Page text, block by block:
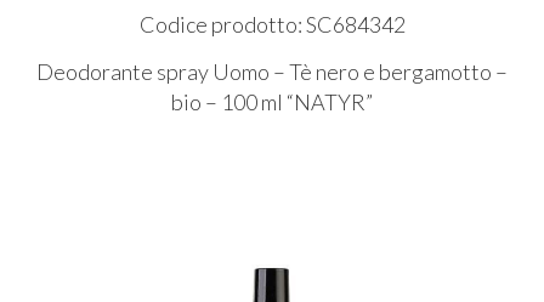
Codice prodotto: SC684342
Deodorante spray Uomo – Tè nero e bergamotto –
bio – 100 ml “NATYR”